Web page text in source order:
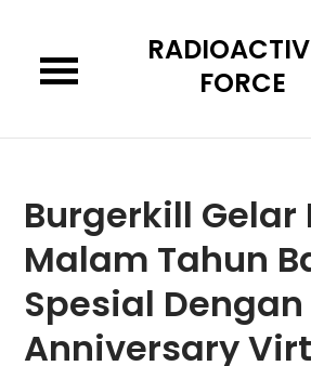
content
FORCE
Burgerkill Gelar
Malam Tahun
Spesial Dengan
Anniversary